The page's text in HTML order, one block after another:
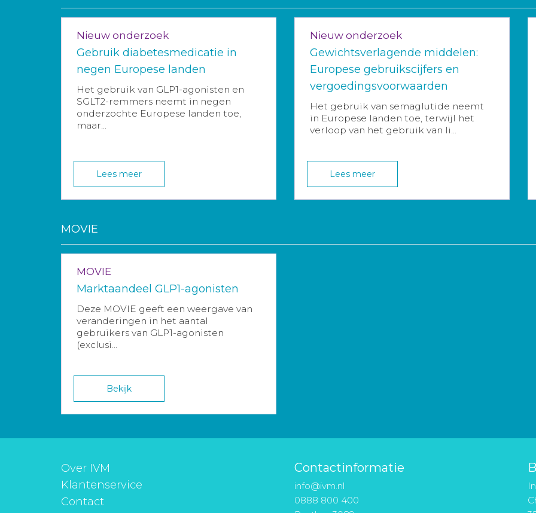
Nieuw onderzoek
Gebruik diabetesmedicatie in
negen Europese landen
Het gebruik van GLP1-agonisten en
SGLT2-remmers neemt in negen
onderzochte Europese landen toe,
maar...
Lees meer
Nieuw onderzoek
Gewichtsverlagende middelen:
Europese gebruikscijfers en
vergoedingsvoorwaarden
Het gebruik van semaglutide neemt
in Europese landen toe, terwijl het
verloop van het gebruik van li...
Lees meer
MOVIE
MOVIE
Marktaandeel GLP1-agonisten
Deze MOVIE geeft een weergave van
veranderingen in het aantal
gebruikers van GLP1-agonisten
(exclusi...
Bekijk
Over IVM
Klantenservice
Contact
Contactinformatie
info@ivm.nl
0888 800 400